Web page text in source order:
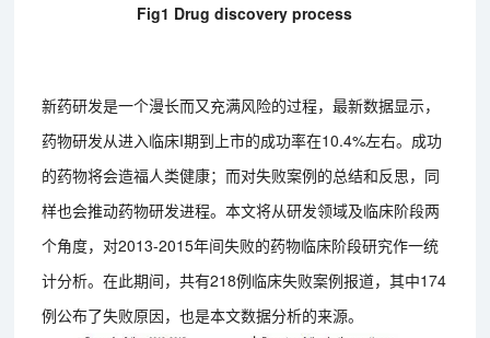
Fig1 Drug discovery process
新药研发是一个漫长而又充满风险的过程，最新数据显示，
药物研发从进入临床I期到上市的成功率在10.4%左右。成功
的药物将会造福人类健康；而对失败案例的总结和反思，同
样也会推动药物研发进程。本文将从研发领域及临床阶段两
个角度，对2013-2015年间失败的药物临床阶段研究作一统
计分析。在此期间，共有218例临床失败案例报道，其中174
例公布了失败原因，也是本文数据分析的来源。